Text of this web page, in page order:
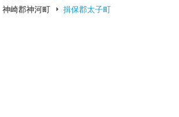
神崎郡神河町
揖保郡太子町